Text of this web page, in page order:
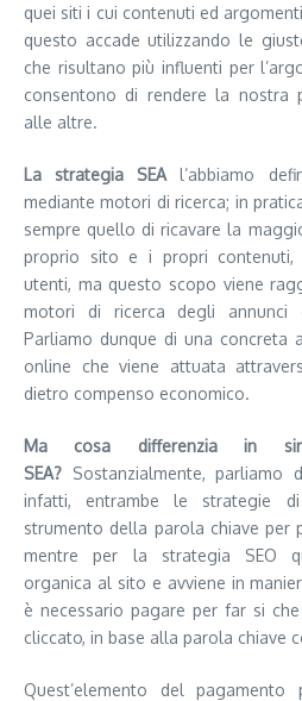
quei siti i cui contenuti ed
questo accade utilizzando le
che risultano più influenti per
consentono di rendere la nostra
alle altre.
La strategia SEA l’abbiamo
mediante motori di ricerca; in
sempre quello di ricavare la
proprio sito e i propri contenuti,
utenti, ma questo scopo viene
motori di ricerca degli annunci
Parliamo dunque di una concreta
online che viene attuata
dietro compenso economico.
Ma cosa differenzia in
SEA? Sostanzialmente, parliamo
infatti, entrambe le strategie
strumento della parola chiave per
mentre per la strategia SEO
organica al sito e avviene in
è necessario pagare per far si
cliccato, in base alla parola chiave
Quest’elemento del